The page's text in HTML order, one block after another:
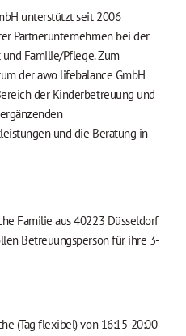
unterstützt seit 2006
Partnerunternehmen bei der
Familie/Pflege. Zum
der awo lifebalance GmbH
der Kinderbetreuung und
und die Beratung in
Familie aus 40223 Düsseldorf
Betreuungsperson für ihre 3-
(Tag flexibel) von 16:15-20:00